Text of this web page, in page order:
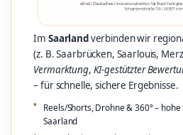
ImSaarlandverbinden wir
(z. B. Saarbrücken, Saarlouis,
Vermarktung, KI-gestützter
– für schnelle, sichere Ergebnisse.
Reels/Shorts, Drohne & 360° –
Saarland